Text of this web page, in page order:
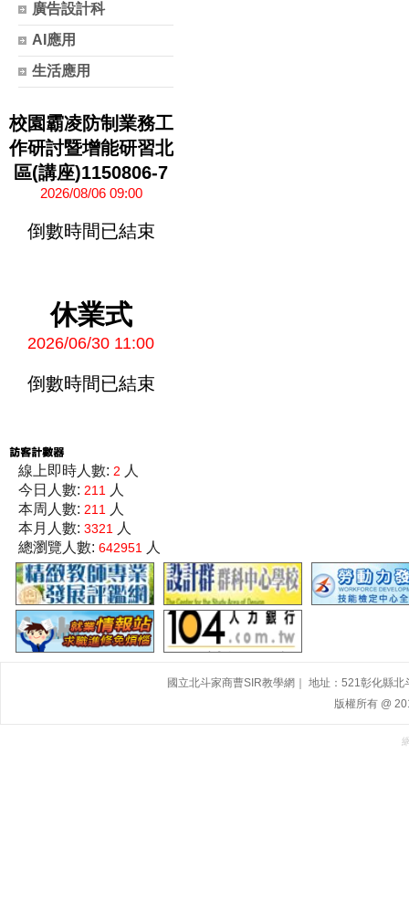
廣告設計科
AI應用
生活應用
校園霸凌防制業務工
作研討暨增能研習北
區(講座)1150806-7
2026/08/06 09:00
倒數時間已結束
休業式
2026/06/30 11:00
倒數時間已結束
線上即時人數: 2 人
今日人數: 211
人
本周人數: 211
人
本月人數: 3321
人
總瀏覽人數: 642951 人
國立北斗家商曹SIR教學網｜ 地址：521彰化縣
版權所有 @